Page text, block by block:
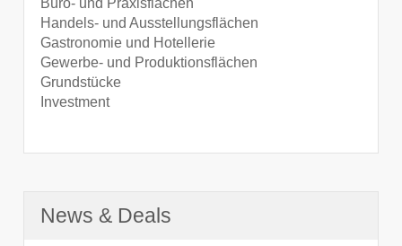
Büro- und Praxisflächen
Handels- und Ausstellungsflächen
Gastronomie und Hotellerie
Gewerbe- und Produktionsflächen
Grundstücke
Investment
News & Deals